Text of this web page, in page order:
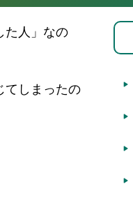
た人」なの
てしまったの